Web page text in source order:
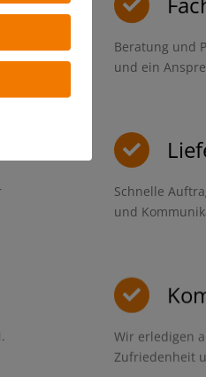
Beratung und
und ein
Schnelle
und
Wir erledigen
Zufriedenheit